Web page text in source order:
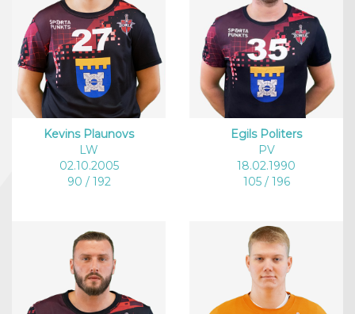
Kevins Plaunovs
LW
02.10.2005
90 / 192
Egils Politers
PV
18.02.1990
105 / 196